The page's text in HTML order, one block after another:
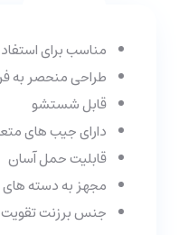
مناسب برای
طراحی منحصر به
قابل شستشو
دارای جیب های
قابلیت حمل آسان
مجهز به دسته
جنس برزنت